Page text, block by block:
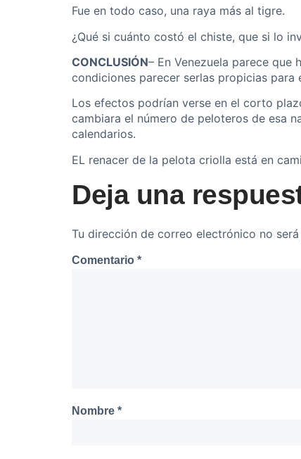
Fue en todo caso, una raya más al tigre.
¿Qué si cuánto costó el chiste, que si lo
CONCLUSIÓN– En Venezuela parece
condiciones parecer serlas propicias
Los efectos podrían verse en el corto
cambiara el número de peloteros de esa
calendarios.
EL renacer de la pelota criolla está en
Deja una
Tu dirección de correo electrónico no
Comentario *
Nombre *